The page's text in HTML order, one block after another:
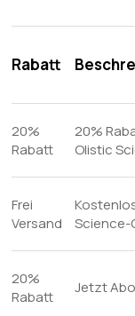
Rabatt
20%
Rabatt
20%
Olistic
Frei
Versand
Science-
20%
Rabatt
Jetzt